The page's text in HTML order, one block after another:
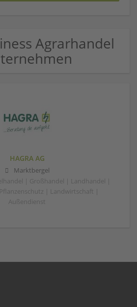
Agrarhandel
HAGRA AG
Marktbergel
| Großhandel | Landhandel |
| Landwirtschaft |
Außendienst